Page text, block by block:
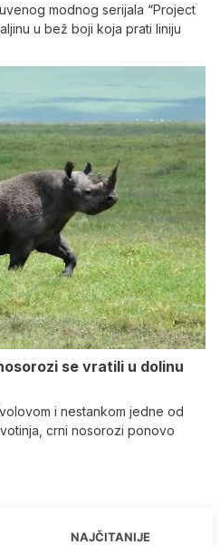
modnog serijala “Project
u bež boji koja prati liniju
se vratili u dolinu
i nestankom jedne od
crni nosorozi ponovo
NAJČITANIJE